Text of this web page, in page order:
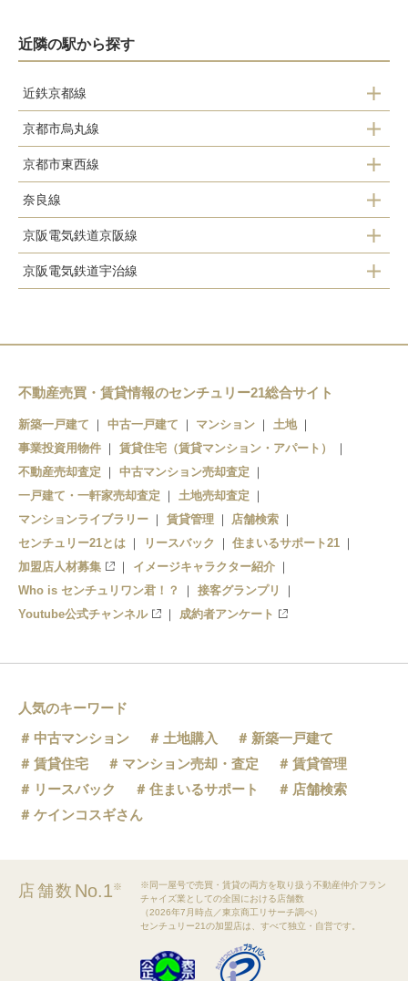
近隣の駅から探す
近鉄京都線
上鳥羽口駅
竹田駅
伏見駅
桃山御陵前駅
京都市烏丸線
くいな橋駅
竹田駅
京都市東西線
醍醐駅
石田駅
奈良線
稲荷駅
ＪＲ藤森駅
京阪電気鉄道京阪線
伏見稲荷駅
墨染駅
丹波橋駅
伏見桃山駅
淀駅
京阪電気鉄道宇治線
観月橋駅
桃山南口駅
六地蔵駅
不動産売買・賃貸情報のセンチュリー21総合サイト
新築一戸建て 中古一戸建て マンション
土地
事業投資用物件
賃貸住宅（賃貸マンション・アパート）
不動産売却査定
中古マンション売却査定
一戸建て・一軒家売却査定
土地売却査定
マンションライブラリー
賃貸管理
店舗検索
センチュリー21とは
リースバック
住まいるサポート21
加盟店人材募集
イメージキャラクター紹介
Who is センチュリワン君！？
接客グランプリ
Youtube公式チャンネル
成約者アンケート
人気のキーワード
中古マンション
土地購入
新築一戸建て
賃貸住宅
マンション売却・査定
賃貸管理
リースバック
住まいるサポート
店舗検索
ケインコスギさん
店舗数 No.1※
※同一屋号で売買・賃貸の両方を取り扱う不動産仲介フラン
チャイズ業としての全国における店舗数
（2026年7月時点／東京商工リサーチ調べ）
センチュリー21の加盟店は、すべて独立・自営です。